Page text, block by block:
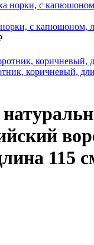
норки, с капюшоном,
коричневый,
115